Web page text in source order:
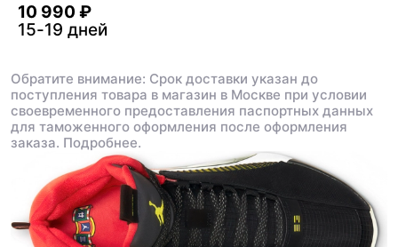
10 990 ₽
15-19 дней
Обратите внимание: Срок доставки указан до
поступления товара в магазин в Москве при условии
своевременного предоставления паспортных данных
для таможенного оформления после оформления
заказа. Подробнее.